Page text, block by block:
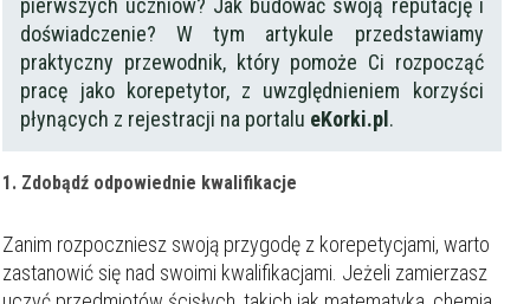
pierwszych uczniów? Jak budować swoją reputację i
doświadczenie? W tym artykule przedstawiamy
praktyczny przewodnik, który pomoże Ci rozpocząć
pracę jako korepetytor, z uwzględnieniem korzyści
płynących z rejestracji na portalu eKorki.pl .
1. Zdobądź odpowiednie kwalifikacje
Zanim rozpoczniesz swoją przygodę z korepetycjami, warto
zastanowić się nad swoimi kwalifikacjami. Jeżeli zamierzasz